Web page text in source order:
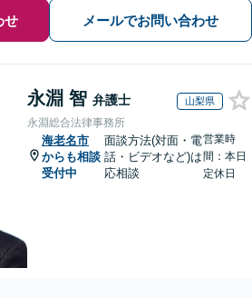
せ メールでお問い合わせ
永淵 智 弁護士 山梨県
永淵総合法律事務所
海老名市
からも相談
受付中
面談方法(対面・電
話・ビデオなど)は
応相談
営業時
間：本日
定休日